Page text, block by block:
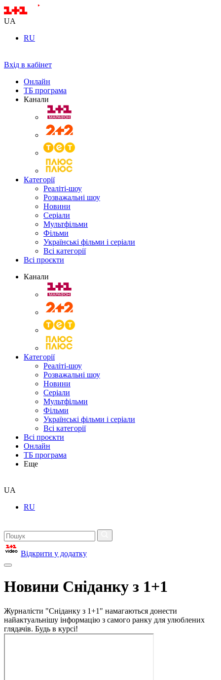
UA
RU
Вхід в кабінет
Онлайн
ТБ програма
Канали
Категорії
Реаліті-шоу
Розважальні шоу
Новини
Серіали
Мультфільми
Фільми
Українські фільми і серіали
Всі категорії
Всі проєкти
Канали
Категорії
Реаліті-шоу
Розважальні шоу
Новини
Серіали
Мультфільми
Фільми
Українські фільми і серіали
Всі категорії
Всі проєкти
Онлайн
ТБ програма
Еще
UA
RU
Відкрити у додатку
Новини Сніданку з 1+1
Журналісти "Сніданку з 1+1" намагаються донести
найактуальнішу інформацію з самого ранку для улюблених
глядачів. Будь в курсі!